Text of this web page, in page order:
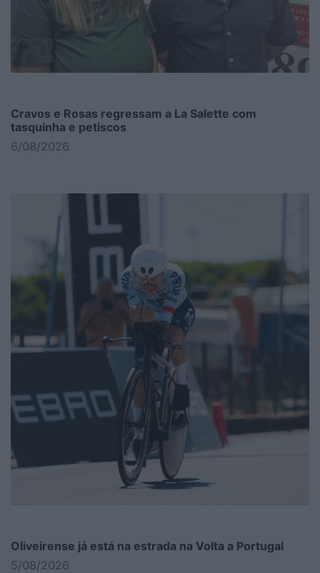
Cravos e Rosas regressam a La Salette com
tasquinha e petiscos
6/08/2026
Oliveirense já está na estrada na Volta a Portugal
5/08/2026